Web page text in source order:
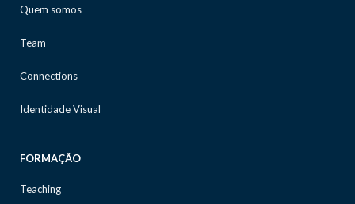
Quem somos
Team
Connections
Identidade Visual
FORMAÇÃO
Teaching